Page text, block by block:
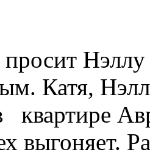
Катя,
квартире
выгоняет.